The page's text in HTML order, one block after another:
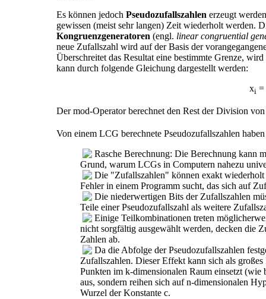
Es können jedoch Pseudozufallszahlen erzeugt
gewissen (meist sehr langen) Zeit wiederholt werden.
Kongruenzgeneratoren (engl. linear congruential
neue Zufallszahl wird auf der Basis der
Überschreitet das Resultat eine bestimmte Grenze,
kann durch folgende Gleichung dargestellt werden:
xi =
Der mod-Operator berechnet den Rest der Division
Von einem LCG berechnete Pseudozufallszahlen
Rasche Berechnung: Die Berechnung kann
Grund, warum LCGs in Computern nahezu
Die "Zufallszahlen" können exakt
Fehler in einem Programm sucht, das sich auf
Die niederwertigen Bits der Zufallszahlen
Teile einer Pseudozufallszahl als weitere
Einige Teilkombinationen treten
nicht sorgfältig ausgewählt werden, decken die
Zahlen ab.
Da die Abfolge der Pseudozufallszahlen
Zufallszahlen. Dieser Effekt kann sich als
Punkten im k-dimensionalen Raum einsetzt
aus, sondern reihen sich auf n-dimensionalen
Wurzel der Konstante c.